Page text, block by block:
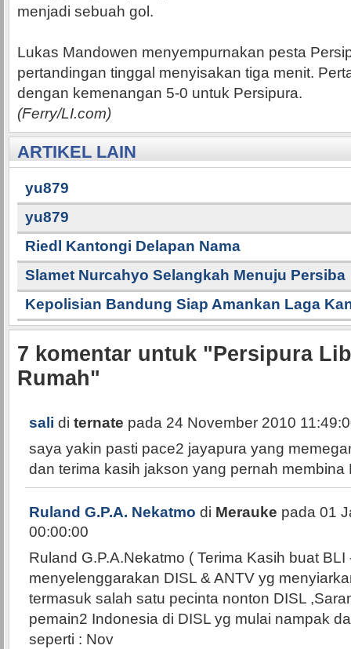
menjadi sebuah gol.
Lukas Mandowen menyempurnakan pesta
pertandingan tinggal menyisakan tiga menit.
dengan kemenangan 5-0 untuk Persipura.
(Ferry/LI.com)
ARTIKEL LAIN
yu879
yu879
Riedl Kantongi Delapan Nama
Slamet Nurcahyo Selangkah Menuju Persiba
Kepolisian Bandung Siap Amankan Laga
7 komentar untuk "Persipura
Rumah"
sali di ternate pada 24 November 2010
saya yakin pasti pace2 jayapura yang
dan terima kasih jakson yang pernah membina
Ruland G.P.A. Nekatmo di Merauke pada 01
00:00:00
Ruland G.P.A.Nekatmo ( Terima Kasih buat BLI
menyelenggarakan DISL & ANTV yg
termasuk salah satu pecinta nonton DISL
pemain2 Indonesia di DISL yg mulai nampak
seperti : Nov